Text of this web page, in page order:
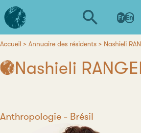
Aller
au
contenu
L'institut
d'études
avancées
de
Fr En
d'Ariane
Accueil Annuaire des résidents Nashieli
Nashieli
Discipline
Anthropologie Pays
Brésil